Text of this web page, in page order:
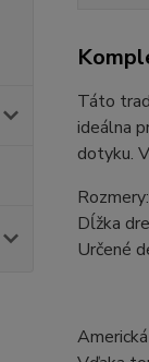
Táto
ideálna
dotyku.
Dĺžka
Určené